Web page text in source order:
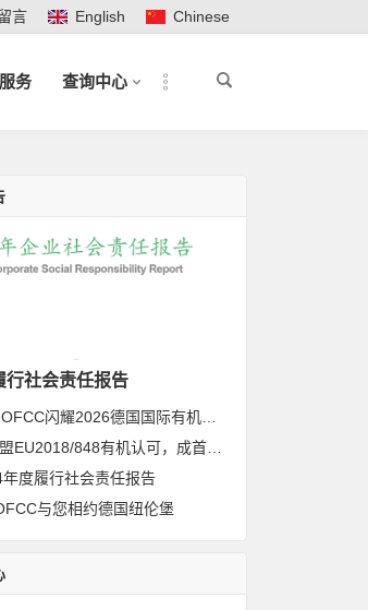
言 English Chinese
务 查询中心
行社会责任报告
度履行社会责任报告
与您相约德国纽伦堡